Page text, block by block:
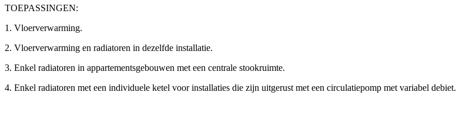
TOEPASSINGEN:
1. Vloerverwarming.
2. Vloerverwarming en radiatoren in dezelfde installatie.
3. Enkel radiatoren in appartementsgebouwen met een centrale stookruimte.
4. Enkel radiatoren met een individuele ketel voor installaties die zijn uitgerust met een circulatiepomp met variabel debiet.